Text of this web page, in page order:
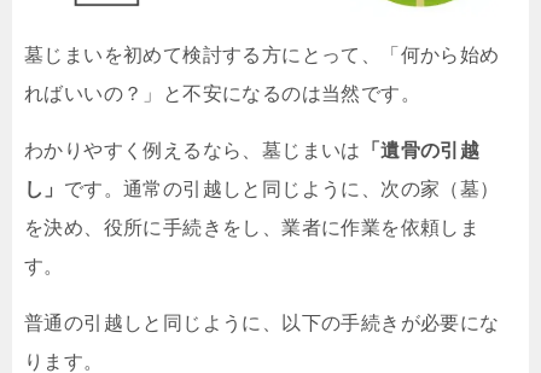
墓じまいを初めて検討する方にとって、「何から始め
ればいいの？」と不安になるのは当然です。
わかりやすく例えるなら、墓じまいは
「遺骨の引越
し」 です。通常の引越しと同じように、次の家（墓）
を決め、役所に手続きをし、業者に作業を依頼しま
す。
普通の引越しと同じように、以下の手続きが必要にな
ります。